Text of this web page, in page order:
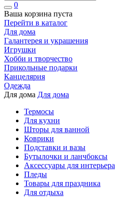
0
Ваша корзина пуста
Перейти в каталог
Для дома
Галантерея и украшения
Игрушки
Хобби и творчество
Прикольные подарки
Канцелярия
Одежда
Для дома Для дома
Термосы
Для кухни
Шторы для ванной
Коврики
Подставки и вазы
Бутылочки и ланчбоксы
Аксессуары для интерьера
Пледы
Товары для праздника
Для отдыха